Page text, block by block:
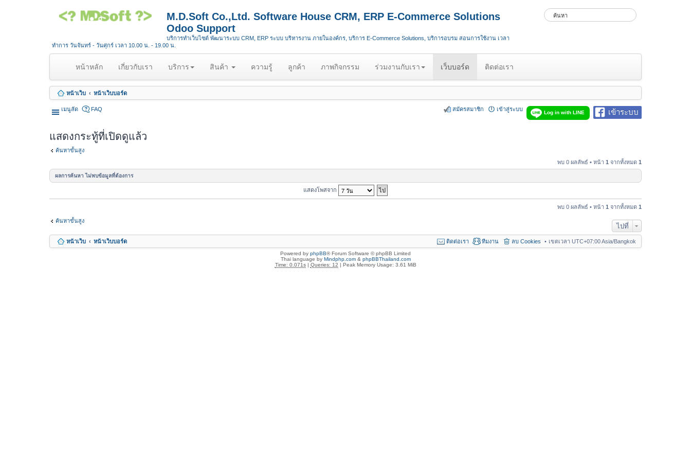
M.D.Soft Co.,Ltd. Software House CRM, ERP E-Commerce Solutions
Odoo Support
บริการทำเว็บไซต์ พัฒนาระบบ CRM, ERP ระบบ บริหารงาน ภายในองค์กร, บริการ E-Commerce Solutions, บริการอบรม สอนการใช้งาน เวลา
ทำการ วันจันทร์ - วันศุกร์ เวลา 10.00 น. - 19.00 น.
หน้าหลัก(
u
r
n
t
เกี่ยวกับเรา บริการ สินค้า ความรู้ ลูกค้า ภาพกิจกรรม ร่วมงานกับเรา เว็บบอร์ด ติดต่อเรา
หน้าเว็บ หน้าเว็บบอร์ด
เมนูลัด เข้าระบบ
Log in with LINE
FAQ เข้าสู่ระบบ
สมัครสมาชิก
แสดงกระทู้ที่เปิดดูแล้ว
ค้นหาขั้นสูง
พบ 0 ผลลัพธ์ • หน้า 1 จากทั้งหมด 1
ผลการค้นหา ไม่พบข้อมูลที่ต้องการ
แสดงโพสจาก
พบ 0 ผลลัพธ์ • หน้า 1 จากทั้งหมด 1
ค้นหาขั้นสูง
ไปที่
หน้าเว็บ หน้าเว็บบอร์ด เขตเวลา UTC+07:00 Asia/Bangkok
ลบ Cookies
ทีมงาน
ติดต่อเรา
Powered by phpBB® Forum Software © phpBB Limited
Thai language by Mindphp.com& phpBBThailand.com
Time: 0.071s| Queries: 12 | Peak Memory Usage: 3.61 MiB